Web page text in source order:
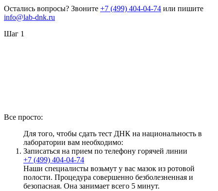
Остались вопросы? Звоните +7 (499) 404-04-74 или пишите
info@lab-dnk.ru
Шаг 1
Все просто:
Для того, чтобы сдать тест ДНК на национальность в
лаборатории вам необходимо:
Записаться на прием по телефону горячей линии
+7 (499) 404-04-74
Наши специалисты возьмут у вас мазок из ротовой
полости. Процедура совершенно безболезненная и
безопасная. Она занимает всего 5 минут.